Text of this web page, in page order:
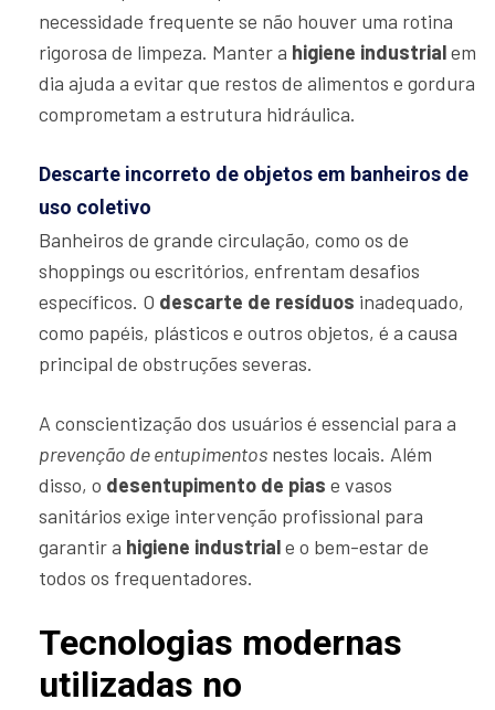
necessidade frequente se não houver uma rotina
rigorosa de limpeza. Manter a higiene industrialem
dia ajuda a evitar que restos de alimentos e gordura
comprometam a estrutura hidráulica.
Descarte incorreto de objetos em banheiros de
uso coletivo
Banheiros de grande circulação, como os de
shoppings ou escritórios, enfrentam desafios
específicos. O descarte de resíduos inadequado,
como papéis, plásticos e outros objetos, é a causa
principal de obstruções severas.
A conscientização dos usuários é essencial para a
prevenção de entupimentos nestes locais. Além
disso, o desentupimento de pias e vasos
sanitários exige intervenção profissional para
garantir a higiene industriale o bem-estar de
todos os frequentadores.
Tecnologias modernas
utilizadas no